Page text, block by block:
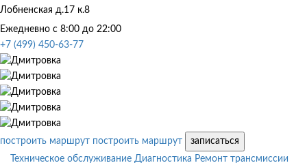
Лобненская д.17 к.8
Ежедневно с 8:00 до 22:00
+7 (499) 450-63-77
построить маршрут построить маршрут
записаться
Техническое обслуживание Диагностика Ремонт трансмиссии